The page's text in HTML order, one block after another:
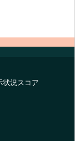
状況スコア